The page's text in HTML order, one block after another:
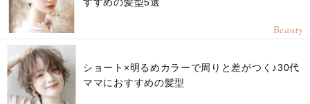
Beauty
ショート×明るめカラーで周りと差がつく♪30代
ママにおすすめの髪型